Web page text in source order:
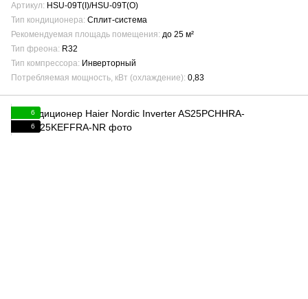
Артикул
HSU-09T(I)/HSU-09T(O)
Тип кондиционера Сплит-система
Рекомендуемая площадь помещения до 25 м²
Тип фреона R32
Тип компрессора Инверторный
Потребляемая мощность, кВт (охлаждение) 0,83
6
6